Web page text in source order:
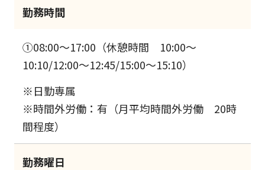
勤務時間
①08:00～17:00（休憩時間 10:00～
10:10/12:00～12:45/15:00～15:10）
※日勤専属
※時間外労働：有（月平均時間外労働 20時
間程度）
勤務曜日